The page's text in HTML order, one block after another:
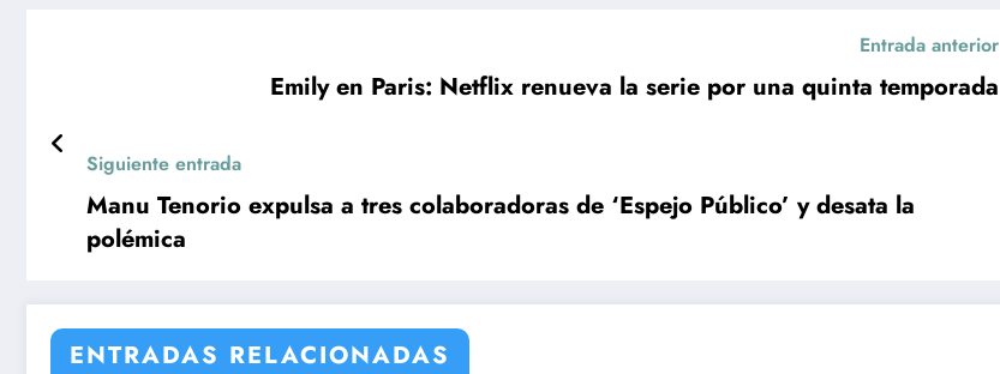
Entrada anterior
Emily en Paris: Netflix renueva la serie por una quinta temporada
Siguiente entrada
Manu Tenorio expulsa a tres colaboradoras de ‘Espejo Público’ y desata la
polémica
ENTRADAS RELACIONADAS